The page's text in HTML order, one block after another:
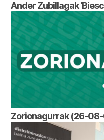
Ander Zubillagak
Zorionagurrak (26-